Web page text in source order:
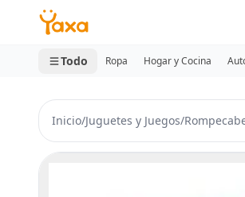
MINI CARRITO
0 productos
Todo Ropa Hogar y Cocina
Inicio/Juguetes y Juegos/